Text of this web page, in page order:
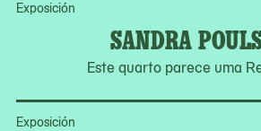
Exposición
SANDRA
Este quarto parece uma
Exposición